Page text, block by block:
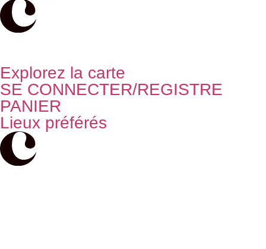
Explorez la carte
SE CONNECTER/REGISTRE
PANIER
Lieux préférés